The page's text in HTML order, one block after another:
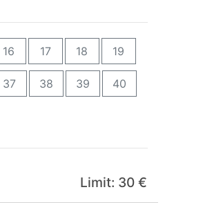
16 17 18 19
37 38 39 40
Limit: 30 €